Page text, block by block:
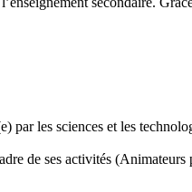
par les sciences et les
de ses activités